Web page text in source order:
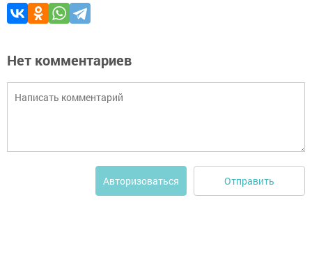
Нет комментариев
Авторизоваться Отправить